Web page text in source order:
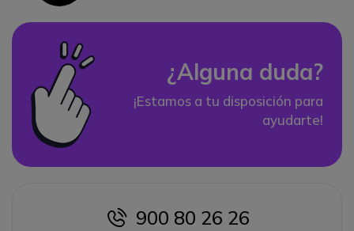
¿Alguna duda?
¡Estamos a tu disposición para
ayudarte!
icon
900 80 26 26